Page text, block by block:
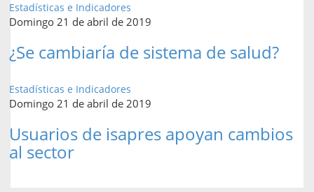
Estadísticas e Indicadores
Domingo 21 de abril de 2019
¿Se cambiaría de sistema de salud?
Estadísticas e Indicadores
Domingo 21 de abril de 2019
Usuarios de isapres apoyan cambios
al sector